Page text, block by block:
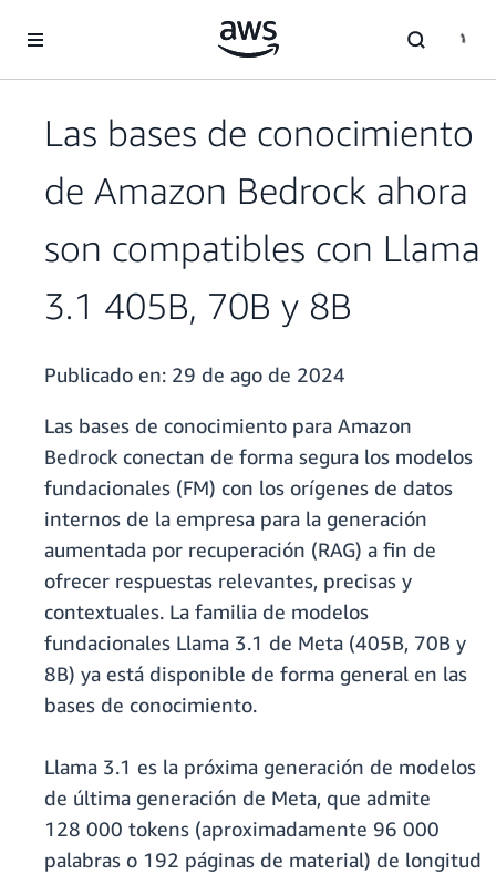
Las bases de conocimiento
de Amazon Bedrock ahora
son compatibles con Llama
3.1 405B, 70B y 8B
Publicado en: 29 de ago de 2024
Las bases de conocimiento para Amazon
Bedrock conectan de forma segura los modelos
fundacionales (FM) con los orígenes de datos
internos de la empresa para la generación
aumentada por recuperación (RAG) a fin de
ofrecer respuestas relevantes, precisas y
contextuales. La familia de modelos
fundacionales Llama 3.1 de Meta (405B, 70B y
8B) ya está disponible de forma general en las
bases de conocimiento.
Llama 3.1 es la próxima generación de modelos
de última generación de Meta, que admite
128 000 tokens (aproximadamente 96 000
palabras o 192 páginas de material) de longitud